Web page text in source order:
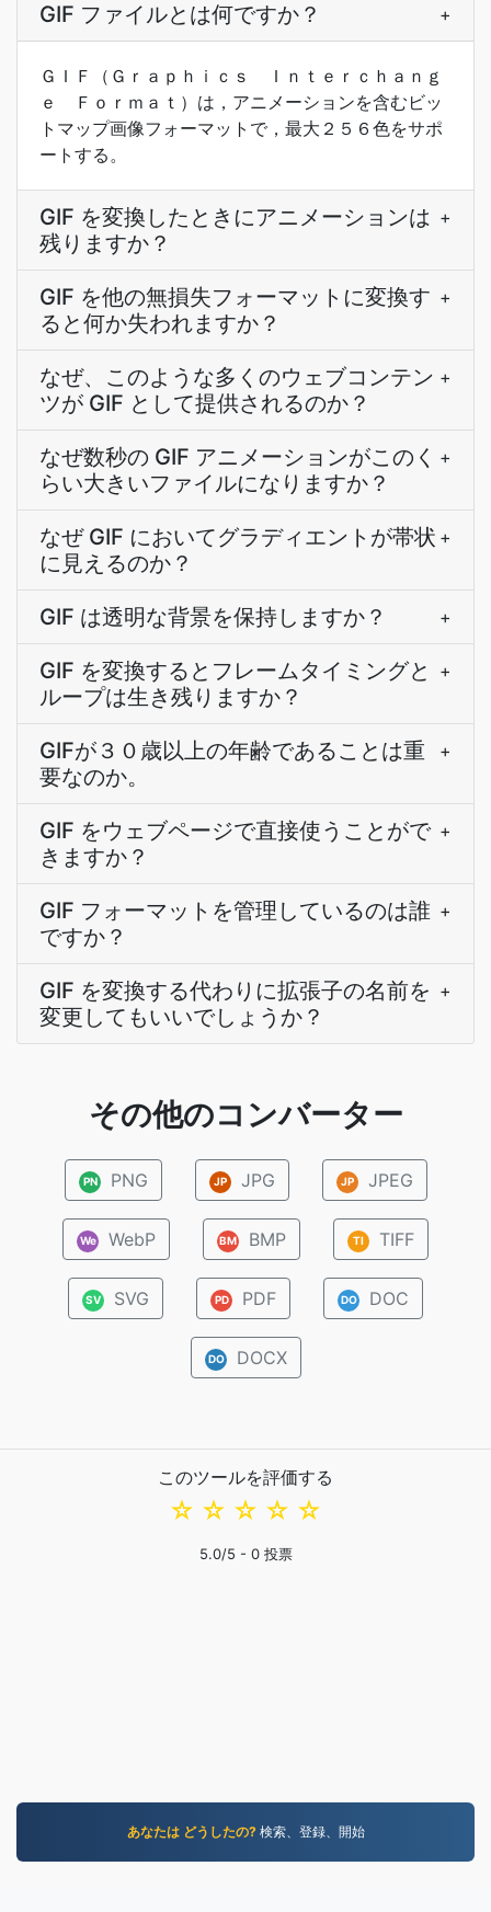
GIF ファイルとは何ですか？ +
ＧＩＦ（Ｇｒａｐｈｉｃｓ Ｉｎｔｅｒｃｈａｎｇ
ｅ Ｆｏｒｍａｔ）は，アニメーションを含むビッ
トマップ画像フォーマットで，最大２５６色をサポ
ートする。
GIF を変換したときにアニメーションは
残りますか？
+
GIF を他の無損失フォーマットに変換す
ると何か失われますか？
+
なぜ、このような多くのウェブコンテン
ツが GIF として提供されるのか？
+
なぜ数秒の GIF アニメーションがこのく
らい大きいファイルになりますか？
+
なぜ GIF においてグラディエントが帯状
に見えるのか？
+
GIF は透明な背景を保持しますか？ +
GIF を変換するとフレームタイミングと
ループは生き残りますか？
+
GIFが３０歳以上の年齢であることは重
要なのか。
+
GIF をウェブページで直接使うことがで
きますか？
+
GIF フォーマットを管理しているのは誰
ですか？
+
GIF を変換する代わりに拡張子の名前を
変更してもいいでしょうか？
+
その他のコンバーター
PN PNG JP JPG JP JPEG
We WebP BM BMP TI TIFF
SV SVG PD PDF DO DOC
DO DOCX
このツールを評価する
☆
☆
☆
☆
☆
5.0/5 - 0投票
あなたは どうしたの?検索、登録、開始